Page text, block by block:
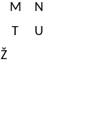
M
N
T
U
Ž